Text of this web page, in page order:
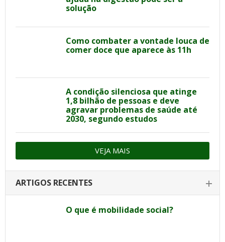
solução
Como combater a vontade louca de
comer doce que aparece às 11h
A condição silenciosa que atinge
1,8 bilhão de pessoas e deve
agravar problemas de saúde até
2030, segundo estudos
VEJA MAIS
ARTIGOS RECENTES
O que é mobilidade social?